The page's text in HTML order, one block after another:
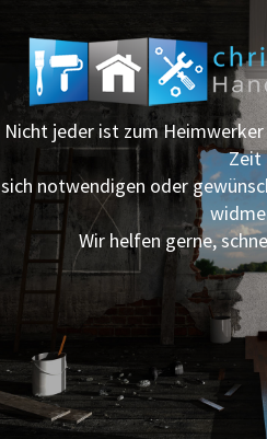
Nicht jeder ist zum
Zeit
sich notwendigen oder
Wir helfen gerne,